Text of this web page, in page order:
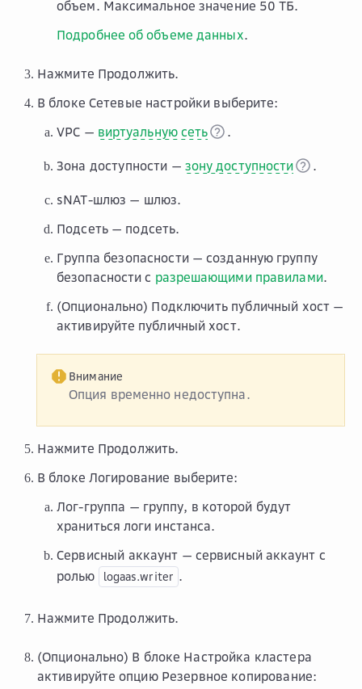
объем. Максимальное значение 50 ТБ.
Подробнее об объеме данных.
Нажмите Продолжить.
В блоке Сетевые настройки выберите:
VPC — виртуальную сеть .
Зона доступности — зону доступности .
sNAT-шлюз — шлюз.
Подсеть — подсеть.
Группа безопасности— созданную группу
безопасности с разрешающими правилами.
(Опционально) Подключить публичный хост —
активируйте публичный хост.
Внимание
Опция временно недоступна.
Нажмите Продолжить.
В блоке Логирование выберите:
Лог-группа — группу, в которой будут
храниться логи инстанса.
Сервисный аккаунт — сервисный аккаунт с
ролью
logaas.writer .
Нажмите Продолжить.
(Опционально) В блоке Настройка кластера
активируйте опцию Резервное копирование: